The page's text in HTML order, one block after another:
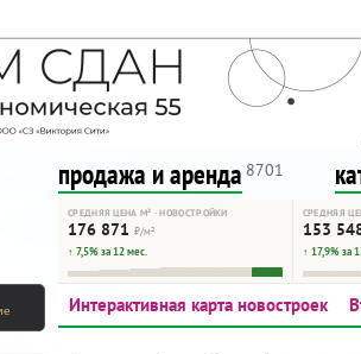
- только
ресурсу,
продажа и аренда 8701
СРЕДНЯЯ ЦЕНА М² · НОВОСТРОЙКИ
176 871 ₽/м²
↑ 7,5% за 12 мес.
СРЕДНЯЯ
153
↑ 17,9% за
Интерактивная карта новостроек